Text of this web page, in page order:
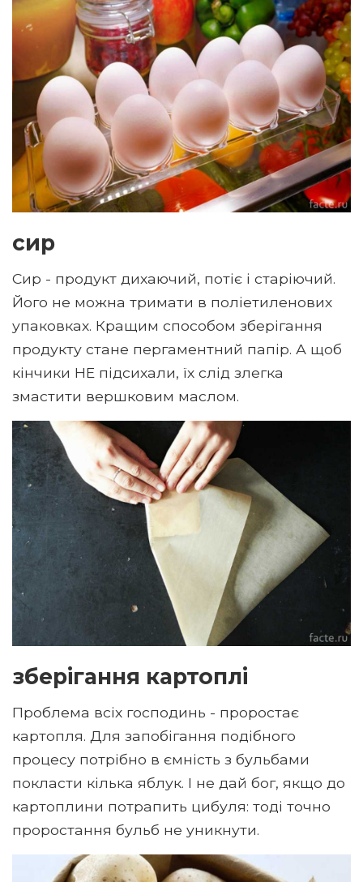
сир
Сир - продукт дихаючий, потіє і старіючий.
Його не можна тримати в поліетиленових
упаковках. Кращим способом зберігання
продукту стане пергаментний папір. А щоб
кінчики НЕ підсихали, їх слід злегка
змастити вершковим маслом.
зберігання картоплі
Проблема всіх господинь - проростає
картопля. Для запобігання подібного
процесу потрібно в ємність з бульбами
покласти кілька яблук. І не дай бог, якщо до
картоплини потрапить цибуля: тоді точно
проростання бульб не уникнути.